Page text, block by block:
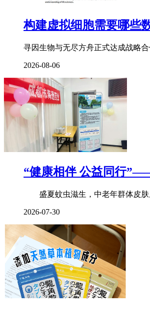
构建虚拟细胞需要哪些
寻因生物与无尽方舟正式达成战略
2026-08-06
“健康相伴 公益同行
盛夏蚊虫滋生，中老年群体皮肤
2026-07-30